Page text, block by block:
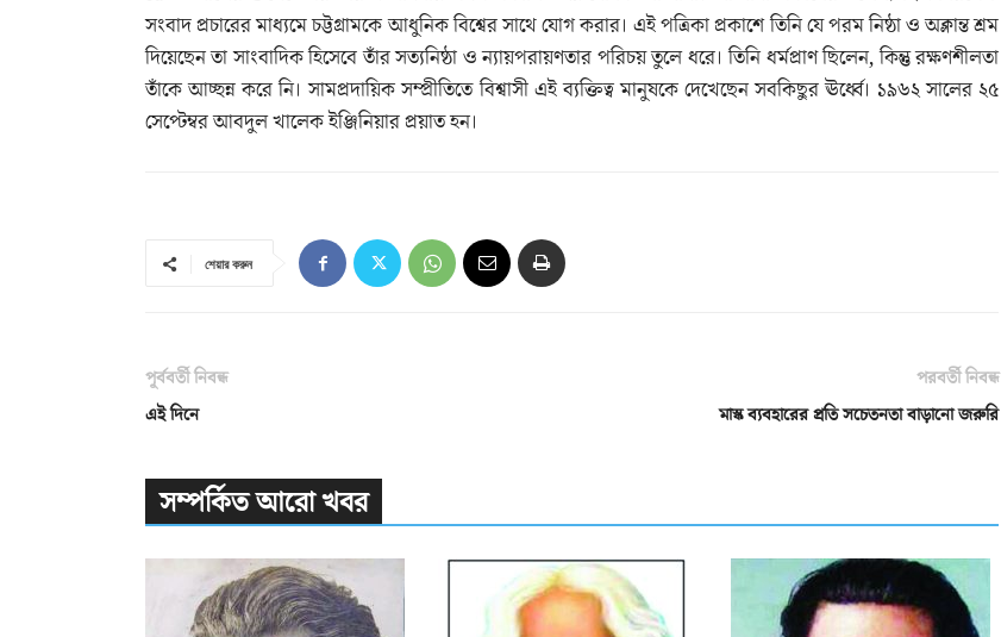
সংবাদ প্রচারের মাধ্যমে চট্টগ্রামকে আধুনিক বিশ্বের সাথে যোগ করার। এই পত্রিকা প্রকাশে তিনি যে পরম নিষ্ঠা ও অক্লান্ত শ্রম
দিয়েছেন তা সাংবাদিক হিসেবে তাঁর সত্যনিষ্ঠা ও ন্যায়পরায়ণতার পরিচয় তুলে ধরে। তিনি ধর্মপ্রাণ ছিলেন, কিন্তু রক্ষণশীলতা
তাঁকে আচ্ছন্ন করে নি। সামপ্রদায়িক সম্প্রীতিতে বিশ্বাসী এই ব্যক্তিত্ব মানুষকে দেখেছেন সবকিছুর ঊর্ধ্বে। ১৯৬২ সালের ২৫
সেপ্টেম্বর আবদুল খালেক ইঞ্জিনিয়ার প্রয়াত হন।
শেয়ার করুন
পূর্ববর্তী নিবন্ধ
এই দিনে
পরবর্তী নিবন্ধ
মাস্ক ব্যবহারের প্রতি সচেতনতা বাড়ানো জরুরি
সম্পর্কিত আরো খবর